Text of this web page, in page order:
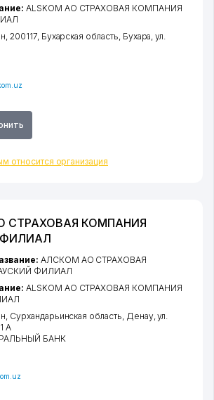
относится организация
ALSKOM АО СТРАХОВАЯ КОМПАНИЯ
200117, Бухарская область Бухара ,ул.
СТРАХОВАЯ КОМПАНИЯ
АЛСКОМ АО СТРАХОВАЯ
ФИЛИАЛ
ALSKOM АО СТРАХОВАЯ КОМПАНИЯ
Сурхандарьинская область Денау,ул.
А
БАНК